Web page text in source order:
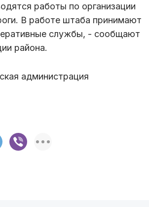
работы по организации
В работе штаба принимают
службы, - сообщают
района.
администрация